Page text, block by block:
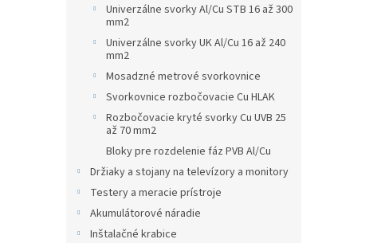
Univerzálne svorky Al/Cu STB 16 až 300
mm2
Univerzálne svorky UK Al/Cu 16 až 240
mm2
Mosadzné metrové svorkovnice
Svorkovnice rozbočovacie Cu HLAK
Rozbočovacie kryté svorky Cu UVB 25
až 70 mm2
Bloky pre rozdelenie fáz PVB Al/Cu
Držiaky a stojany na televízory a monitory
Testery a meracie prístroje
Akumulátorové náradie
Inštalačné krabice